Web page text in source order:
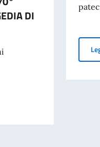
DI
DEL CONSIGLIO